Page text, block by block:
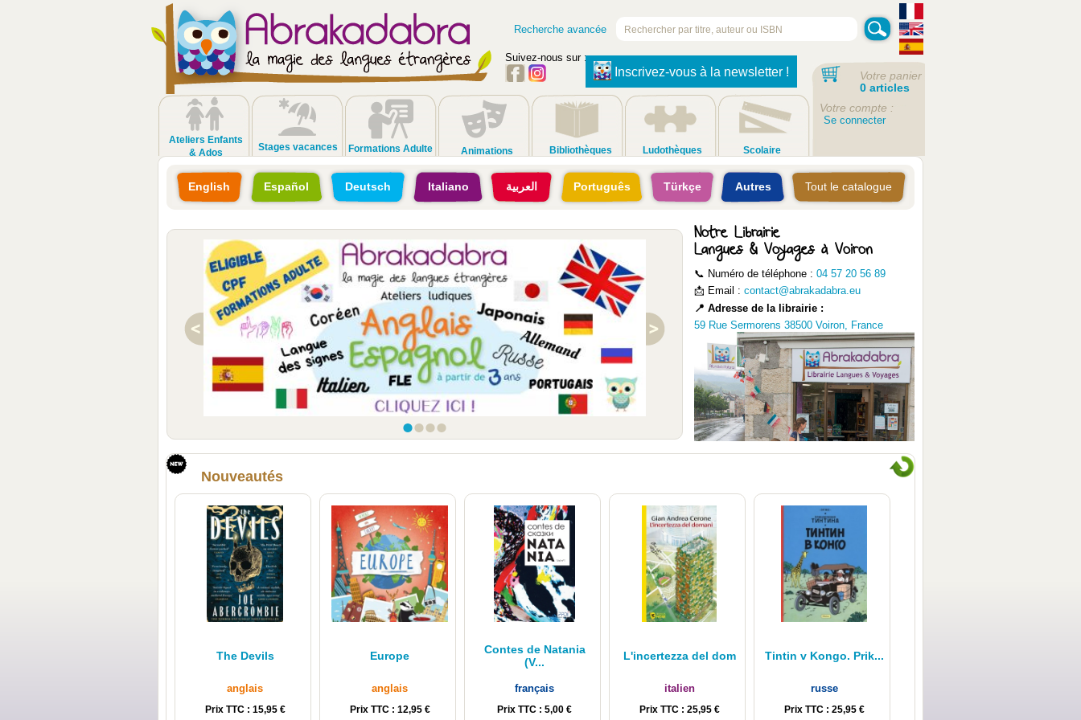
Recherche avancée
Suivez-nous sur :
Inscrivez-vous à la newsletter !
Ateliers Enfants
& Ados
Stages vacances Formations Adulte Animations Bibliothèques Ludothèques Scolaire
Votre panier
0 articles
Votre compte :
Se connecter
English Español Deutsch Italiano العربية Português Türkçe Autres Tout le catalogue
1 2 3 4
Notre Librairie
Langues & Voyages à Voiron
📞 Numéro de téléphone : 04 57 20 56 89
📩 Email : contact@abrakadabra.eu
📍 Adresse de la librairie :
59 Rue Sermorens 38500 Voiron, France
Découvrez nous !
Nouveautés
The Devils
anglais
Prix TTC : 15,95 €
Europe
anglais
Prix TTC : 12,95 €
Contes de Natania
(V...
français
Prix TTC : 5,00 €
L'incertezza del dom
italien
Prix TTC : 25,95 €
Tintin v Kongo. Prik...
russe
Prix TTC : 25,95 €